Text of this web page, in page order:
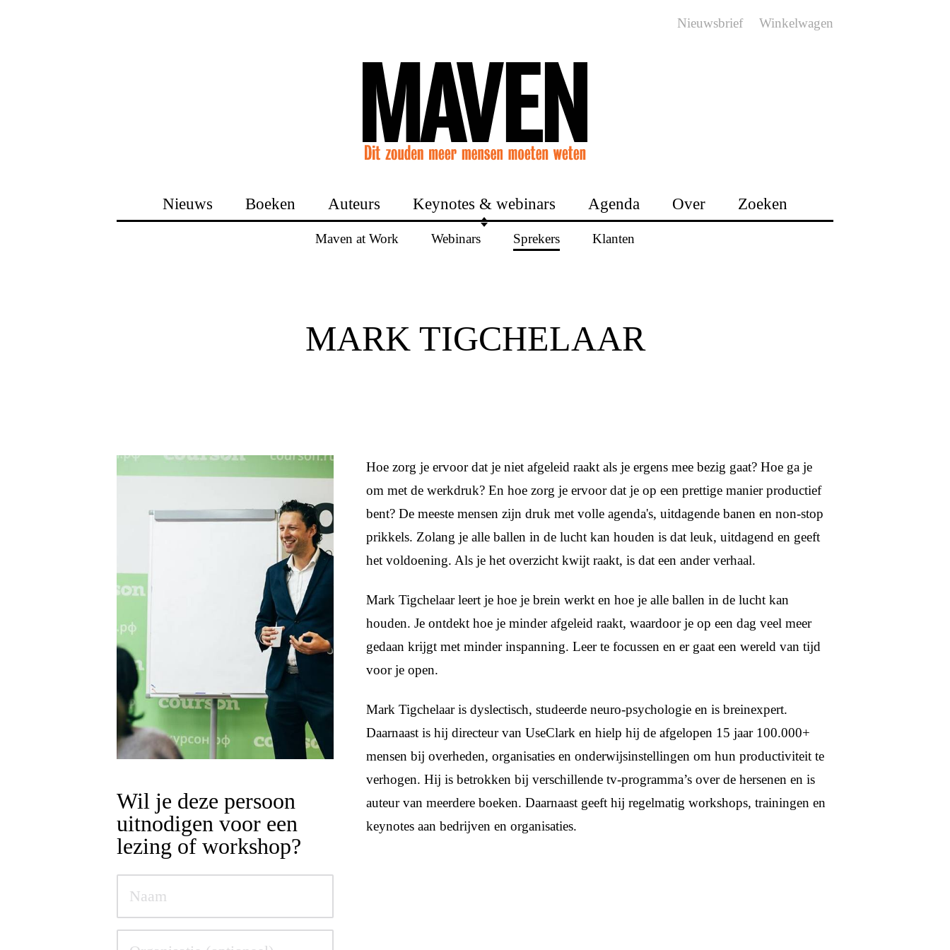
Nieuwsbrief Winkelwagen
Nieuws Boeken Auteurs Keynotes & webinars
Maven at Work Webinars Sprekers Klanten
Agenda Over Zoeken
MARK TIGCHELAAR
Wil je deze persoon
uitnodigen voor een
lezing of workshop?
Hoe zorg je ervoor dat je niet afgeleid raakt als je ergens mee bezig gaat? Hoe ga je
om met de werkdruk? En hoe zorg je ervoor dat je op een prettige manier productief
bent? De meeste mensen zijn druk met volle agenda's, uitdagende banen en non-stop
prikkels. Zolang je alle ballen in de lucht kan houden is dat leuk, uitdagend en geeft
het voldoening. Als je het overzicht kwijt raakt, is dat een ander verhaal.
Mark Tigchelaar leert je hoe je brein werkt en hoe je alle ballen in de lucht kan
houden. Je ontdekt hoe je minder afgeleid raakt, waardoor je op een dag veel meer
gedaan krijgt met minder inspanning. Leer te focussen en er gaat een wereld van tijd
voor je open.
Mark Tigchelaar is dyslectisch, studeerde neuro-psychologie en is breinexpert.
Daarnaast is hij directeur van UseClark en hielp hij de afgelopen 15 jaar 100.000+
mensen bij overheden, organisaties en onderwijsinstellingen om hun productiviteit te
verhogen. Hij is betrokken bij verschillende tv-programma’s over de hersenen en is
auteur van meerdere boeken. Daarnaast geeft hij regelmatig workshops, trainingen en
keynotes aan bedrijven en organisaties.